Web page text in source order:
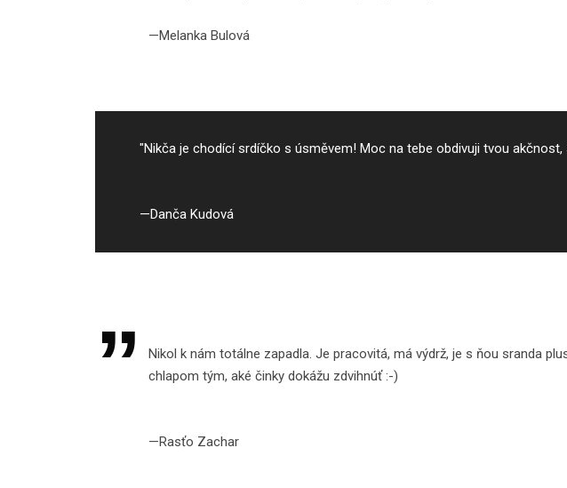
Melanka Bulová
"Nikča je chodící srdíčko s úsměvem! Moc na tebe obdivuji tvou
Danča Kudová
Nikol k nám totálne zapadla. Je pracovitá, má výdrž, je s ňou sranda
chlapom tým, aké činky dokážu zdvihnúť :-)
Rasťo Zachar